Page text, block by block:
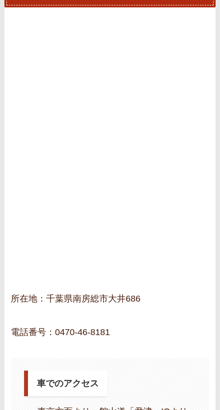
所在地：千葉県南房総市大井686
電話番号：0470-46-8181
車でのアクセス